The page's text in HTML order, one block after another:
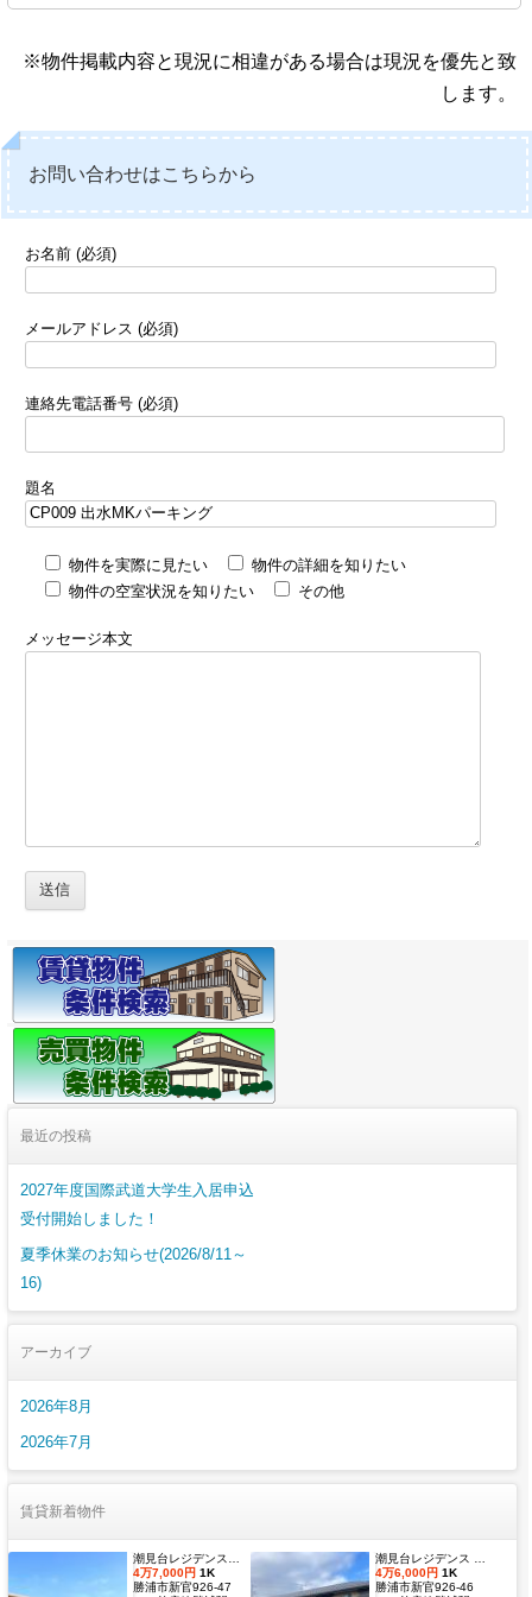
※物件掲載内容と現況に相違がある場合は現況を優先と致
します。
お問い合わせはこちらから
お名前 (必須)
メールアドレス (必須)
連絡先電話番号 (必須)
題名
物件を実際に見たい
物件の詳細を知りたい
物件の空室状況を知りたい
その他
メッセージ本文
最近の投稿
2027年度国際武道大学生入居申込
受付開始しました！
夏季休業のお知らせ(2026/8/11～
16)
アーカイブ
2026年8月
2026年7月
賃貸新着物件
潮見台レジデンス壱番館 Dタイプ
4万7,000円 1K
勝浦市新官926-47
潮見台レジデンス Ｂ棟 Ｂタイプ
4万6,000円 1K
勝浦市新官926-46